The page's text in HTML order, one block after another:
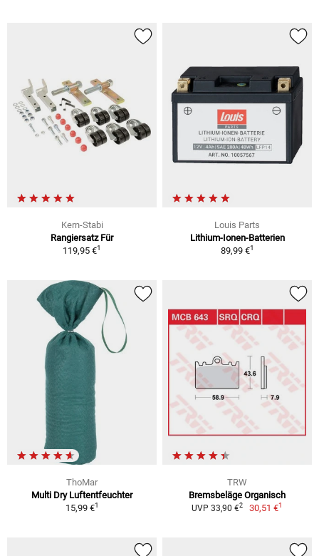
Kern-Stabi
Rangiersatz Für
119,95 €1
Louis Parts
Lithium-Ionen-Batterien
89,99 €1
ThoMar
Multi Dry Luftentfeuchter
15,99 €1
TRW
Bremsbeläge Organisch
UVP 33,90 €2 30,51 €1